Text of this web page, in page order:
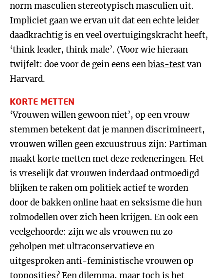
norm masculien stereotypisch masculien uit.
Impliciet gaan we ervan uit dat een echte leider
daadkrachtig is en veel overtuigingskracht heeft,
‘think leader, think male’. (Voor wie hieraan
twijfelt: doe voor de gein eens eenbias-testvan
Harvard.
KORTE METTEN
‘Vrouwen willen gewoon niet’, op een vrouw
stemmen betekent dat je mannen discrimineert,
vrouwen willen geen excuustruus zijn: Partiman
maakt korte metten met deze redeneringen. Het
is vreselijk dat vrouwen inderdaad ontmoedigd
blijken te raken om politiek actief te worden
door de bakken online haat en seksisme die hun
rolmodellen over zich heen krijgen. En ook een
veelgehoorde: zijn we als vrouwen nu zo
geholpen met ultraconservatieve en
uitgesproken anti-feministische vrouwen op
topposities? Een dilemma, maar toch is het